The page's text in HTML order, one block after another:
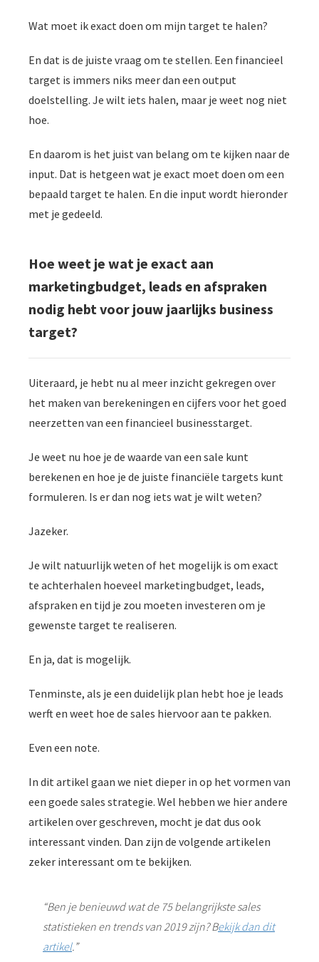
Wat moet ik exact doen om mijn target te halen?
En dat is de juiste vraag om te stellen. Een financieel
target is immers niks meer dan een output
doelstelling. Je wilt iets halen, maar je weet nog niet
hoe.
En daarom is het juist van belang om te kijken naar de
input. Dat is hetgeen wat je exact moet doen om een
bepaald target te halen. En die input wordt hieronder
met je gedeeld.
Hoe weet je wat je exact aan
marketingbudget, leads en afspraken
nodig hebt voor jouw jaarlijks business
target?
Uiteraard, je hebt nu al meer inzicht gekregen over
het maken van berekeningen en cijfers voor het goed
neerzetten van een financieel businesstarget.
Je weet nu hoe je de waarde van een sale kunt
berekenen en hoe je de juiste financiële targets kunt
formuleren. Is er dan nog iets wat je wilt weten?
Jazeker.
Je wilt natuurlijk weten of het mogelijk is om exact
te achterhalen hoeveel marketingbudget, leads,
afspraken en tijd je zou moeten investeren om je
gewenste target te realiseren.
En ja, dat is mogelijk.
Tenminste, als je een duidelijk plan hebt hoe je leads
werft en weet hoe de sales hiervoor aan te pakken.
Even een note.
In dit artikel gaan we niet dieper in op het vormen van
een goede sales strategie. Wel hebben we hier andere
artikelen over geschreven, mocht je dat dus ook
interessant vinden. Dan zijn de volgende artikelen
zeker interessant om te bekijken.
“Ben je benieuwd wat de 75 belangrijkste sales
statistieken en trends van 2019 zijn? Bekijk dan dit
artikel.”